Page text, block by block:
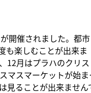
開催されました。都市
も楽しむことが出来ま
12月はプラハのクリス
マスマーケットが始ま
見ることが出来ません